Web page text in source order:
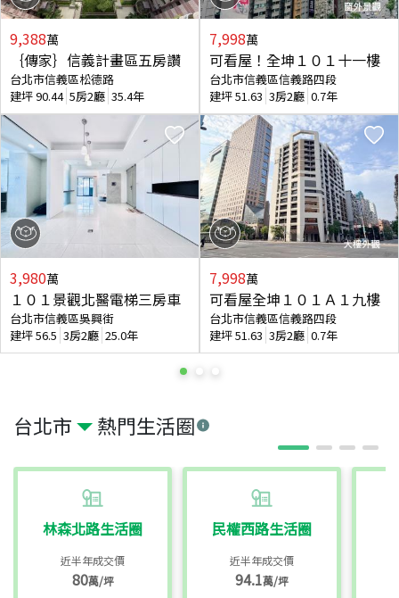
台北市 熱門生活圈
林森北路生活圈
近半年成交價
80萬/坪
民權西路生活圈
近半年成交價
94.1萬/坪
9,388萬
｛傳家｝信義計畫區五房讚
台北市信義區松德路
建坪90.44 5房2廳 35.4年
3,980萬
１０１景觀北醫電梯三房車
台北市信義區吳興街
建坪56.5 3房2廳 25.0年
7,998萬
可看屋！全坤１０１十一樓
台北市信義區信義路四段
建坪51.63 3房2廳 0.7年
7,998萬
可看屋全坤１０１Ａ１九樓
台北市信義區信義路四段
建坪51.63 3房2廳 0.7年